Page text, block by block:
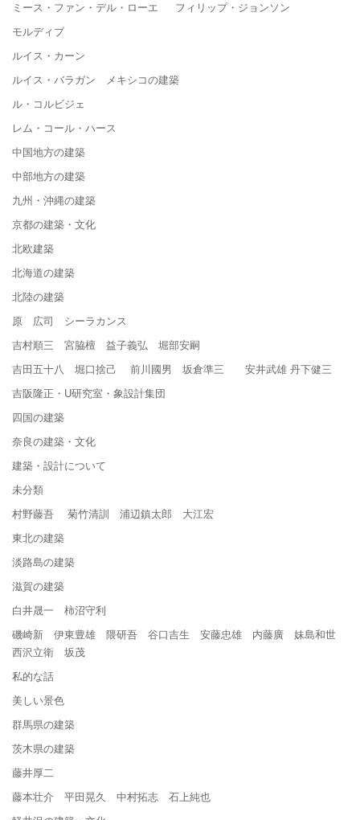
ミース・ファン・デル・ローエ フィリップ・ジョンソン
モルディブ
ルイス・カーン
ルイス・バラガン メキシコの建築
ル・コルビジェ
レム・コール・ハース
中国地方の建築
中部地方の建築
九州・沖縄の建築
京都の建築・文化
北欧建築
北海道の建築
北陸の建築
原 広司 シーラカンス
吉村順三 宮脇檀 益子義弘 堀部安嗣
吉田五十八 堀口捨己 前川國男 坂倉準三 安井武雄 丹下健三
吉阪隆正・U研究室・象設計集団
四国の建築
奈良の建築・文化
建築・設計について
未分類
村野藤吾 菊竹清訓 浦辺鎮太郎 大江宏
東北の建築
淡路島の建築
滋賀の建築
白井晟一 柿沼守利
磯崎新 伊東豊雄 隈研吾 谷口吉生 安藤忠雄 内藤廣 妹島和世
西沢立衛 坂茂
私的な話
美しい景色
群馬県の建築
茨木県の建築
藤井厚二
藤本壮介 平田晃久 中村拓志 石上純也